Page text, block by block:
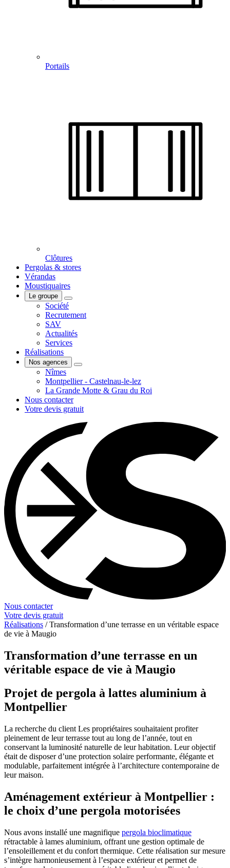
Portails
Clôtures
Pergolas & stores
Vérandas
Moustiquaires
Le groupe
Société
Recrutement
SAV
Actualités
Services
Réalisations
Nos agences
Nîmes
Montpellier - Castelnau-le-lez
La Grande Motte & Grau du Roi
Nous contacter
Votre devis gratuit
Nous contacter
Votre devis gratuit
Réalisations / Transformation d’une terrasse en un véritable espace
de vie à Maugio
Transformation d’une terrasse en un
véritable espace de vie à Maugio
Projet de pergola à lattes aluminium à
Montpellier
La recherche du client Les propriétaires souhaitaient profiter
pleinement de leur terrasse tout au long de l’année, tout en
conservant la luminosité naturelle de leur habitation. Leur objectif
était de disposer d’une protection solaire performante, élégante et
modulable, parfaitement intégrée à l’architecture contemporaine de
leur maison.
Aménagement extérieur à Montpellier :
le choix d’une pergola motorisées
Nous avons installé une magnifique pergola bioclimatique
rétractable à lames aluminium, offrant une gestion optimale de
l’ensoleillement et du confort thermique. Cette réalisation sur mesure
s’intègre harmonieusement à l’espace extérieur et permet de